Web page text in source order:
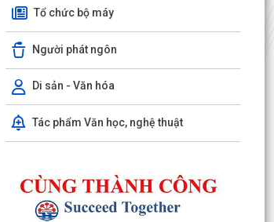
Tổ chức bộ máy
Người phát ngôn
Di sản - Văn hóa
Tác phẩm Văn học, nghệ thuật
Kế hoạch 90 ngày làm sạch, làm giàu, chuẩn
hóa dữ liệu của 12 cơ sở dữ liệu chuyên ngành y
HỘI ĐỒNG NHÂN DÂN PHƯỜNG THỦY NGUYÊN
KHÓA II, NHIỆM KỲ 2026...